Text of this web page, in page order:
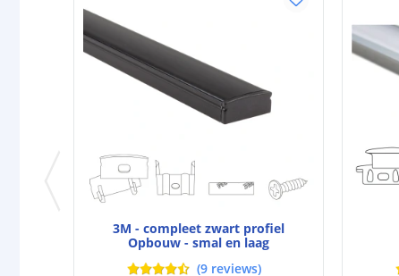
3M - compleet zwart profiel
Opbouw - smal en laag
(9 reviews)